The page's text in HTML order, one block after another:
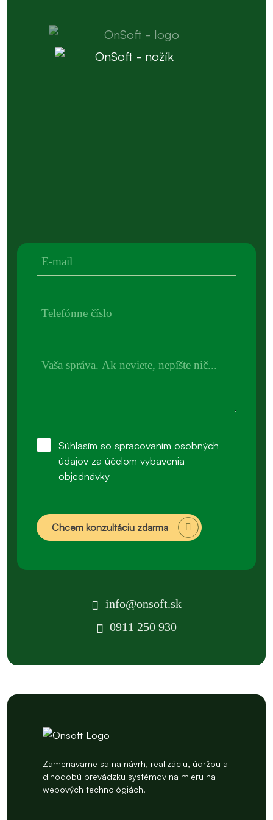
Súhlasím so spracovaním osobných
údajov za účelom vybavenia
objednávky
Chcem konzultáciu zdarma
info@onsoft.sk
0911 250 930
Zameriavame sa na návrh, realizáciu, údržbu a
dlhodobú prevádzku systémov na mieru na
webových technológiách.